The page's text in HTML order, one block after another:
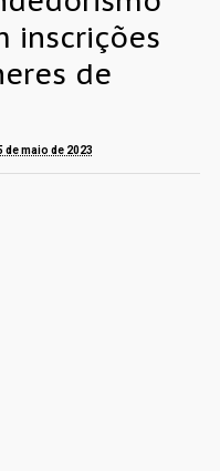
inscrições
de
de maio de 2023